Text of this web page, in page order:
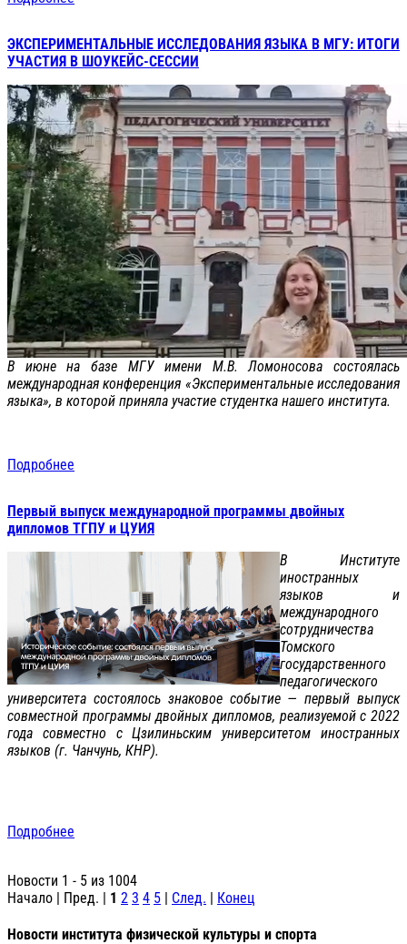
ЭКСПЕРИМЕНТАЛЬНЫЕ ИССЛЕДОВАНИЯ ЯЗЫКА В МГУ: ИТОГИ
УЧАСТИЯ В ШОУКЕЙС-СЕССИИ
В июне на базе МГУ имени М.В. Ломоносова состоялась
международная конференция «Экспериментальные исследования
языка», в которой приняла участие студентка нашего института.
Подробнее
Первый выпуск международной программы двойных
дипломов ТГПУ и ЦУИЯ
В Институте
иностранных
языков и
международного
сотрудничества
Томского
государственного
педагогического
университета состоялось знаковое событие — первый выпуск
совместной программы двойных дипломов, реализуемой с 2022
года совместно с Цзилиньским университетом иностранных
языков (г. Чанчунь, КНР).
Подробнее
Новости 1 - 5 из 1004
Начало | Пред. | 1 2 3 4 5 | След. | Конец
Новости института физической культуры и спорта